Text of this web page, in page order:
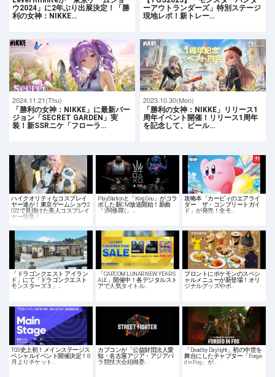
ウ2024」に2年ぶり出展決定！「勝
利の女神：NIKKE…
ーアウトランダーズ」特別ステージ
現地レポ！新トレー…
2024.11.21(Thu)
「勝利の女神：NIKKE」に最新バー
ジョン「SECRET GARDEN」実
装！新SSRニケ「フローラ…
2023.10.30(Mon)
「勝利の女神：NIKKE」リリース1
周年イベント開催！リリース1周年
を記念して、ピール…
ハイクオリティなコスプレイ
ヤー達が！東京ゲームショウ2
022で見掛けた美人コスプレイ
ヤー特集！
PlayStationと「King Gnu」がコラ
ボした新CM放送開始！新曲
「):阿修羅:(」…
攻略本「カービィのエアライ
ダー ザ・コンプリートガイ
ド」が発売！全モ…
「ドラゴンクエスト アイラン
ド」にて「ドラゴンクエスト
モンスターズ３」…
「CAPCOM LUNAR NEW YEAR S
ALE」開催中！各デジタルスト
アで人気タイトル…
プロントにポケモンのスペシ
ャルメニューが新登場！オリ
ジナルグッズやポ…
TGS史上初！メインステージス
ペシャルイベント開催決定！8
月よりチケット…
カプコンが「公益財団法人愛
知・名古屋アジア・アジアパ
ラ競技大会組織委…
「Dead by Daylight」初の中世を
舞台にしたチャプター「Forge
d in Fog」が…